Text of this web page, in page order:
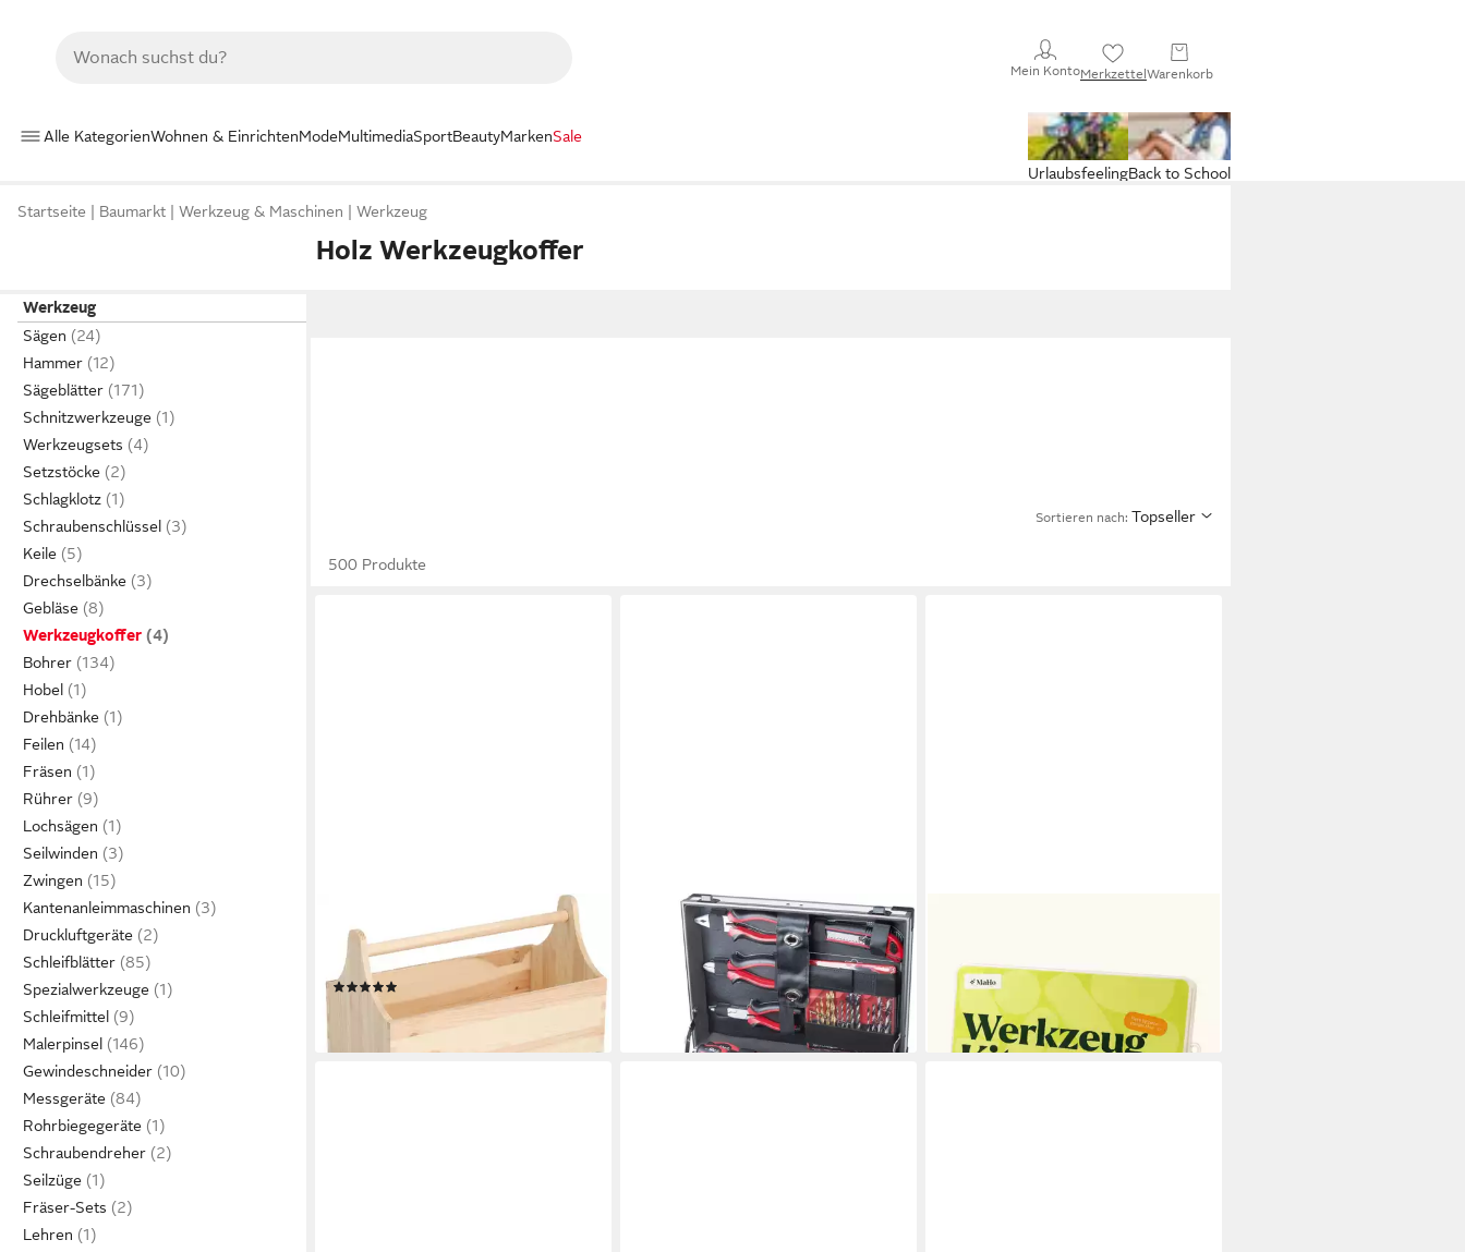
Mein KontoMerkzettelWarenkorb
Alle KategorienWohnen & EinrichtenModeMultimediaSportBeautyMarkenSale
Back to School
Urlaubsfeeling
Startseite Baumarkt Werkzeug & Maschinen Werkzeug
Holz Werkzeugkoffer
Werkzeug
Sägen
Hammer
Sägeblätter
Schnitzwerkzeuge
Werkzeugsets
Setzstöcke
Schlagklotz
Schraubenschlüssel
Keile
Drechselbänke
Gebläse
Werkzeugkoffer
Bohrer
Hobel
Drehbänke
Feilen
Fräsen
Rührer
Lochsägen
Seilwinden
Zwingen
Kantenanleimmaschinen
Druckluftgeräte
Schleifblätter
Spezialwerkzeuge
Schleifmittel
Malerpinsel
Gewindeschneider
Messgeräte
Rohrbiegegeräte
Schraubendreher
Seilzüge
Fräser-Sets
Lehren
Sortieren nach: Topseller
500 Produkte
Werkzeugbox Kiefer, natürliches
Holz, vielseitig, einfach tragbar
ab 17,95 €
lieferbar - in 3-4 Werktagen bei dir
PRIMASTER
Werkzeugkoffer Primaster
Werkzeugkoffer WK91 91-teilig 3/8
112,99 €
lieferbar - in 3-4 Werktagen bei dir
Werkzeugset Zubehör
34,90 €
lieferbar - in 3-4 Werktagen bei dir